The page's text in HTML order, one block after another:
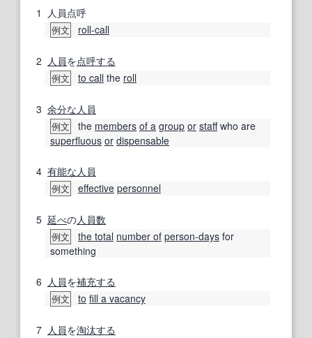
1 人員点呼
例文 roll-call
2 人員を点呼する
例文 to call the roll
3 余分な 人員
例文 the members of a group or staffwho are
superfluous or dispensable
4 有能な 人員
例文 effective personnel
5 延べの人員数
例文 the total number of person-days for
something
6 人員を補充する
例文 to fill a vacancy
7 人員を淘汰する